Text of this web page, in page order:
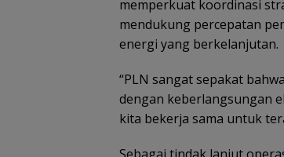
memperkuat koordinasi
mendukung percepatan
energi yang berkelanjutan.
“PLN sangat sepakat
dengan keberlangsungan
kita bekerja sama untuk